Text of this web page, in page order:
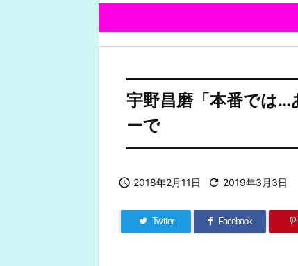
宇野昌磨「本番では…
ーで
 2018年2月11日  2019年3月3日
Twitter Facebook